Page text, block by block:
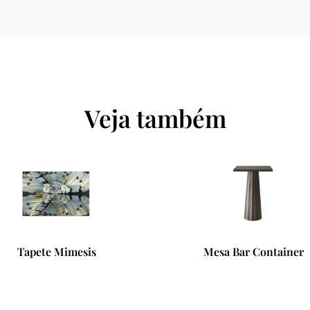
Veja também
Mesa Bar Container Pendente Perch Tree